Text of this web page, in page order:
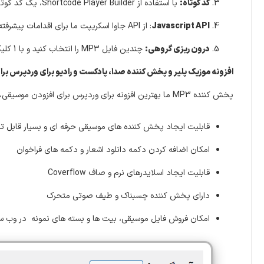
کد کوتاه: با استفاده از Shortcode Player Builder، یک کد کوتاه پخش کننده را در هر صفحه ای اضافه کنید.
Javascript API: از API جاوا اسکریپت ما برای اقدامات پیشرفته استفاده کنید!
درون ریزی گروهی: چندین فایل MP3 را انتخاب کنید و با 1 کلیک پست ها، محصولات و پست سفارشی ایجاد می کند!
افزونه موزیک پلیر و پخش کننده صدا، پادکست و رادیو برای وردپرس
پخش کننده MP3 ما بهترین افزونه برای وردپرس برای افزودن موسیقی، حلقه ها و درامکیت ها به وب سایت شما است.
قابلیت ایجاد پخش کننده های موسیقی حرفه ای و بسیار قابل
امکان اضافه کردن دکمه دانلود اشعار و دکمه های فراخوان
قابلیت ایجاد اسلایدرهای نرم و صاف Coverflow
دارای پخش کننده چسبناک و طیف صوتی متحرک
امکان فروش فایل موسیقی، بیت ها و بسته های نمونه در وب